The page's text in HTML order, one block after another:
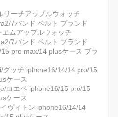
サーチアップルウォッチ
7バンド ベルト ブランド
エムアップルウォッチ
7バンド ベルト ブランド
pro max/14 plusケース ブラ
グッチ iphone16/14/14 pro/15
ケース
ロエベ iphone16/15 pro/15
ケース
ヴィトン iphone16/14/14